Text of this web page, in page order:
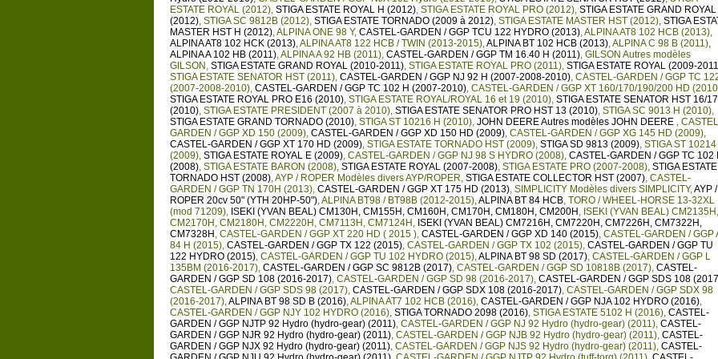
ESTATE ROYAL (2012), STIGA ESTATE ROYAL H (2012), STIGA ESTATE ROYAL PRO (2012), STIGA ESTATE GRAND ROYAL
(2012), STIGA SC 9812B (2012), STIGA ESTATE TORNADO (2009 à 2012), STIGA ESTATE MASTER HST (2012), STIGA
MASTER HST H (2012),ALPINA ONE 98 Y, CASTEL-GARDEN / GGP TCU 122 HYDRO (2013),ALPINA AT8 102 HCB (2013),
ALPINA AT8 102 HCK (2013),ALPINA AT8 122 HCB / TWIN (2013-2015),ALPINA BT 102 HCB (2013),ALPINA C 98 B (2011),
ALPINA A 102 HB (2011),ALPINA A 92 HB (2011), CASTEL-GARDEN / GGP TM 16.40 H (2011), GILSON Autres modèles
GILSON , STIGA ESTATE GRAND ROYAL (2010-2011), STIGA ESTATE ROYAL PRO (2011), STIGA ESTATE ROYAL (2009-
STIGA ESTATE SENATOR HST (2011), CASTEL-GARDEN / GGP NJ 92 H (2007-2008-2010), CASTEL-GARDEN / GGP TC
(2007-2008-2010), CASTEL-GARDEN / GGP TC 102 H (2007-2010), CASTEL-GARDEN / GGP XT 160/170/190/200 HD
STIGA ESTATE ROYAL PRO E16 (2010), STIGA ESTATE ROYAL/ROYAL 16 et 19 (2010), STIGA ESTATE SENATOR HST 16/17
(2010), STIGA ESTATE PRESIDENT (2007 à 2010), STIGA ESTATE SENATOR PRO HST 13 (2010), STIGA SC 9013 H (2010),
STIGA ESTATE GRAND TORNADO (2010), STIGA ST 10216 H (2010), JOHN DEERE Autres modèles JOHN DEERE ,
GARDEN / GGP XD 150 (2009), CASTEL-GARDEN / GGP XD 150 HD (2009), CASTEL-GARDEN / GGP XG 145 HD (2009),
CASTEL-GARDEN / GGP XT 170 HD (2009), STIGA ESTATE TORNADO HST (2009), STIGA SD 9813 (2009), STIGA ST 10214
(2009), STIGA ESTATE ROYAL E (2009), CASTEL-GARDEN / GGP NJ 98 S HYDRO (2008), CASTEL-GARDEN / GGP TC 102
(2008), STIGA ESTATE BARON (2008), STIGA ESTATE ROYAL (2007-2008), STIGA ESTATE PRO (2007-2008), STIGA ESTATE
TORNADO HST (2008),AYP / ROPER Modèles divers AYP/ROPER, STIGA ESTATE COLLECTOR HST (2007), CASTEL-
GARDEN / GGP TN 170H (2013), CASTEL-GARDEN / GGP XT 175 HD (2013), SIMPLICITY Modèles divers SIMPLICITY,AYP /
ROPER 20cv 50" (YTH 20HP-50"),ALPINA BT98 / BT98B (2012-2015),ALPINA BT 84 HCB, TORO / WHEEL-HORSE 13-32XL
(mod 71209), ISEKI (YVAN BEAL) CM130H, CM155H, CM160H, CM170H, CM180H, CM200H , ISEKI (YVAN BEAL) CM2135H,
CM2170H, CM2180H, CM2220H, CM7113H, CM7124H , ISEKI (YVAN BEAL) CM7216H, CM7220H, CM7226H, CM7322H,
CM7328H , CASTEL-GARDEN / GGP XT 220 HD ( 2015 ), CASTEL-GARDEN / GGP XD 140 (2015), CASTEL-GARDEN / GGP
84 H (2015), CASTEL-GARDEN / GGP TX 122 (2015), CASTEL-GARDEN / GGP TX 102 (2015), CASTEL-GARDEN / GGP TU
122 HYDRO (2015), CASTEL-GARDEN / GGP TU 102 HYDRO (2015),ALPINA BT 98 SD (2017), CASTEL-GARDEN / GGP L
135BM (2016-2017), CASTEL-GARDEN / GGP SC 9812B (2017), CASTEL-GARDEN / GGP SD 10818B (2017), CASTEL-
GARDEN / GGP SD 108 (2016-2017), CASTEL-GARDEN / GGP SD 98 (2016-2017), CASTEL-GARDEN / GGP SDS 108
CASTEL-GARDEN / GGP SDS 98 (2017), CASTEL-GARDEN / GGP SDX 108 (2016-2017), CASTEL-GARDEN / GGP SDX 98
(2016-2017),ALPINA BT 98 SD B (2016),ALPINA AT7 102 HCB (2016), CASTEL-GARDEN / GGP NJA 102 HYDRO (2016),
CASTEL-GARDEN / GGP NJY 102 HYDRO (2016), STIGA TORNADO 2098 (2016), STIGA ESTATE 5102 H (2016), CASTEL-
GARDEN / GGP NJTP 92 Hydro (hydro-gear) (2011), CASTEL-GARDEN / GGP NJ 92 Hydro (hydro-gear) (2011), CASTEL-
GARDEN / GGP NJR 92 Hydro (hydro-gear) (2011), CASTEL-GARDEN / GGP NJB 92 Hydro (hydro-gear) (2011), CASTEL-
GARDEN / GGP NJX 92 Hydro (hydro-gear) (2011), CASTEL-GARDEN / GGP NJS 92 Hydro (hydro-gear) (2011), CASTEL-